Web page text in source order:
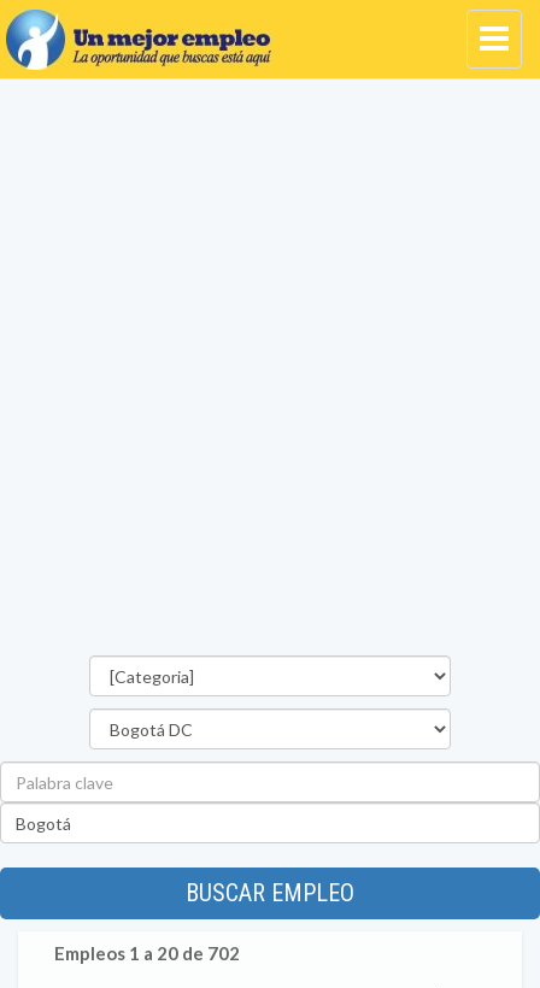
BUSCAR EMPLEO
Empleos 1 a 20 de 702